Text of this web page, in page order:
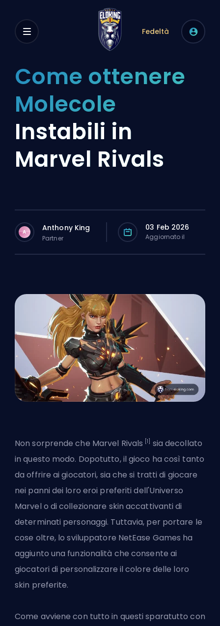
Fedeltà
Come ottenere
Molecole
Instabili in
Marvel Rivals
A Anthony King
Partner
03 Feb 2026
Aggiornato il
Non sorprende che Marvel Rivals [1]
sia decollato
in questo modo. Dopotutto, il gioco ha così tanto
da offrire ai giocatori, sia che si tratti di giocare
nei panni dei loro eroi preferiti dell'Universo
Marvel o di collezionare skin accattivanti di
determinati personaggi. Tuttavia, per portare le
cose oltre, lo sviluppatore NetEase Games ha
aggiunto una funzionalità che consente ai
giocatori di personalizzare il colore delle loro
skin preferite.
Come avviene con tutto in questi sparatutto con